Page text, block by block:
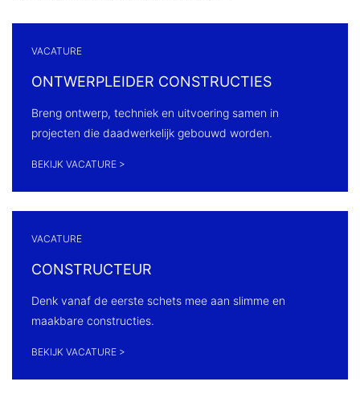
VACATURE
ONTWERPLEIDER CONSTRUCTIES
Breng ontwerp, techniek en uitvoering samen in
projecten die daadwerkelijk gebouwd worden.
BEKIJK VACATURE >
VACATURE
CONSTRUCTEUR
Denk vanaf de eerste schets mee aan slimme en
maakbare constructies.
BEKIJK VACATURE >